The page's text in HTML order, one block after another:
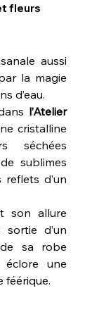
fleurs
aussi
la magie
d’eau.
l’Atelier
cristalline
séchées
sublimes
d’un
son allure
d’un
sa robe
une
féérique.